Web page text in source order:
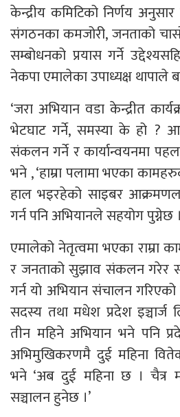
केन्द्रीय कमिटिको निर्णय
संगठनका कमजोरी, जनताको
सम्बोधनको प्रयास गर्ने
नेकपा एमालेका उपाध्यक्ष थापाले
‘जरा अभियान वडा केन्द्रीत
भेटघाट गर्ने, समस्या के हो
संकलन गर्ने र कार्यान्वयनमा
भने , ‘हाम्रा पलामा भएका
हाल भइरहेको साइबर
गर्न पनि अभियानले सहयोग पुग्नेछ
एमालेको नेतृत्वमा भएका राम्रा
र जनताको सुझाव संकलन गरेर
गर्न यो अभियान संचालन
सदस्य तथा मधेश प्रदेश इञ्चार्ज
तीन महिने अभियान भने पनि
अभिमुखिकरणमै दुई महिना
भने ‘अब दुई महिना छ । चैत्र
सञ्चालन हुनेछ ।’